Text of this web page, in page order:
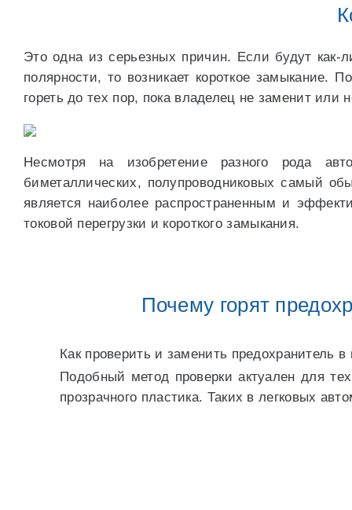
Это одна из серьезных причин. Если будут как-
полярности, то возникает короткое замыкание.
гореть до тех пор, пока владелец не заменит или
Несмотря на изобретение разного рода
биметаллических, полупроводниковых самый
является наиболее распространенным и
токовой перегрузки и короткого замыкания.
Почему горят
Как проверить и заменить предохранитель
Подобный метод проверки актуален для
прозрачного пластика. Таких в легковых